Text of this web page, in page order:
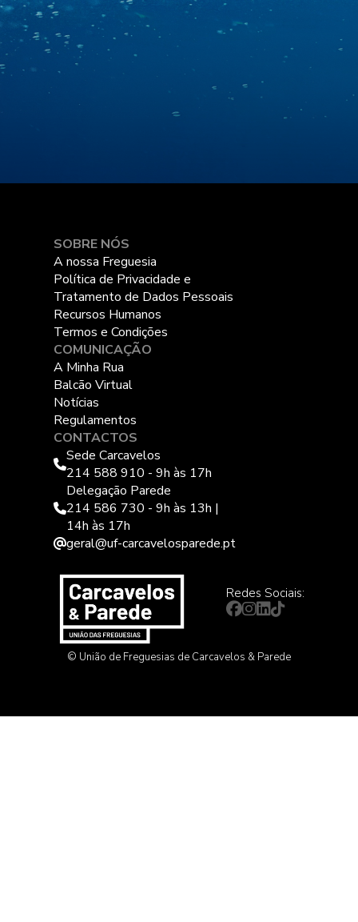
SOBRE NÓS
A nossa Freguesia
Política de Privacidade e
Tratamento de Dados Pessoais
Recursos Humanos
Termos e Condições
COMUNICAÇÃO
A Minha Rua
Balcão Virtual
Notícias
Regulamentos
CONTACTOS
Sede Carcavelos
214 588 910 - 9h às 17h
Delegação Parede
214 586 730 - 9h às 13h |
14h às 17h
geral@uf-carcavelosparede.pt
© União de Freguesias de Carcavelos & Parede
Redes Sociais: